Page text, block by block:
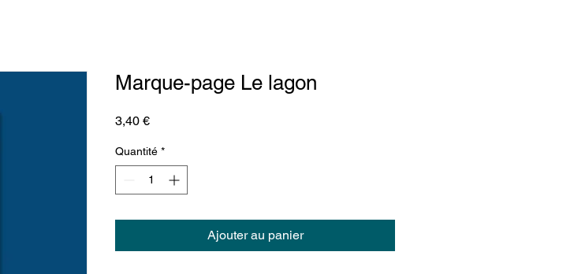
Marque-page Le lagon
3,40 €Prix
Quantité *
Ajouter au panier